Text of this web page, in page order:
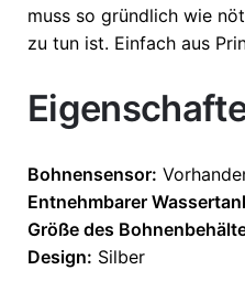
muss so gründlich wie
zu tun ist. Einfach aus
Bohnensensor:
Entnehmbarer
Größe des
Design: Silber